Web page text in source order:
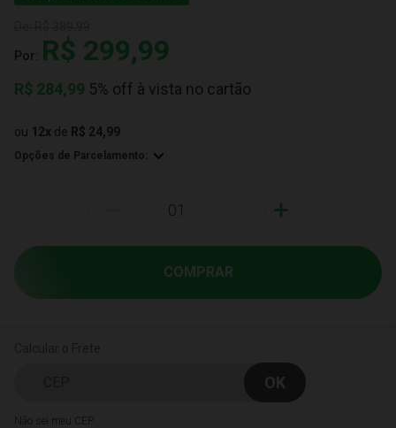
Por: R$ 299,99
R$ 284,99 5% off à vista no cartão
ou 12x de R$ 24,99
Opções de Parcelamento:
+
COMPRAR
Não sei meu CEP